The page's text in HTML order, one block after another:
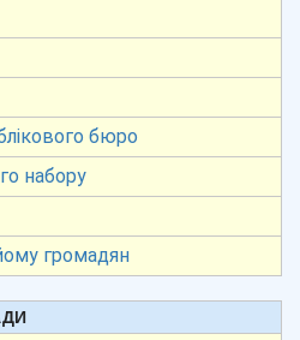
бюро
набору
громадян